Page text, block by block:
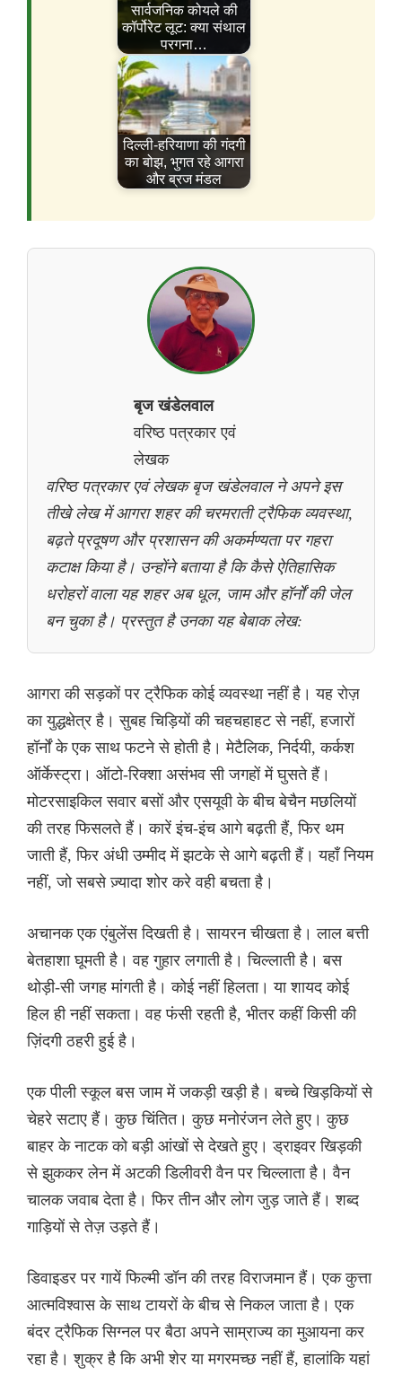
सार्वजनिक कोयले की
कॉर्पोरेट लूट: क्या संथाल
परगना…
दिल्ली-हरियाणा की गंदगी
का बोझ, भुगत रहे आगरा
और ब्रज मंडल
बृज खंडेलवाल
वरिष्ठ पत्रकार एवं
लेखक
वरिष्ठ पत्रकार एवं लेखक बृज खंडेलवाल ने अपने इस
तीखे लेख में आगरा शहर की चरमराती ट्रैफिक व्यवस्था,
बढ़ते प्रदूषण और प्रशासन की अकर्मण्यता पर गहरा
कटाक्ष किया है। उन्होंने बताया है कि कैसे ऐतिहासिक
धरोहरों वाला यह शहर अब धूल, जाम और हॉर्नों की जेल
बन चुका है। प्रस्तुत है उनका यह बेबाक लेख:
आगरा की सड़कों पर ट्रैफिक कोई व्यवस्था नहीं है। यह रोज़
का युद्धक्षेत्र है। सुबह चिड़ियों की चहचहाहट से नहीं, हजारों
हॉर्नों के एक साथ फटने से होती है। मेटैलिक, निर्दयी, कर्कश
ऑर्केस्ट्रा। ऑटो-रिक्शा असंभव सी जगहों में घुसते हैं।
मोटरसाइकिल सवार बसों और एसयूवी के बीच बेचैन मछलियों
की तरह फिसलते हैं। कारें इंच-इंच आगे बढ़ती हैं, फिर थम
जाती हैं, फिर अंधी उम्मीद में झटके से आगे बढ़ती हैं। यहाँ नियम
नहीं, जो सबसे ज़्यादा शोर करे वही बचता है।
अचानक एक एंबुलेंस दिखती है। सायरन चीखता है। लाल बत्ती
बेतहाशा घूमती है। वह गुहार लगाती है। चिल्लाती है। बस
थोड़ी-सी जगह मांगती है। कोई नहीं हिलता। या शायद कोई
हिल ही नहीं सकता। वह फंसी रहती है, भीतर कहीं किसी की
ज़िंदगी ठहरी हुई है।
एक पीली स्कूल बस जाम में जकड़ी खड़ी है। बच्चे खिड़कियों से
चेहरे सटाए हैं। कुछ चिंतित। कुछ मनोरंजन लेते हुए। कुछ
बाहर के नाटक को बड़ी आंखों से देखते हुए। ड्राइवर खिड़की
से झुककर लेन में अटकी डिलीवरी वैन पर चिल्लाता है। वैन
चालक जवाब देता है। फिर तीन और लोग जुड़ जाते हैं। शब्द
गाड़ियों से तेज़ उड़ते हैं।
डिवाइडर पर गायें फिल्मी डॉन की तरह विराजमान हैं। एक कुत्ता
आत्मविश्वास के साथ टायरों के बीच से निकल जाता है। एक
बंदर ट्रैफिक सिग्नल पर बैठा अपने साम्राज्य का मुआयना कर
रहा है। शुक्र है कि अभी शेर या मगरमच्छ नहीं हैं, हालांकि यहां